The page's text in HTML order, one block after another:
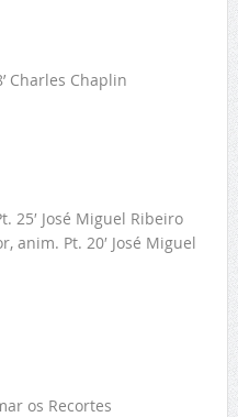
Charles Chaplin
25′ José Miguel Ribeiro
anim. Pt. 20′ José Miguel
os Recortes